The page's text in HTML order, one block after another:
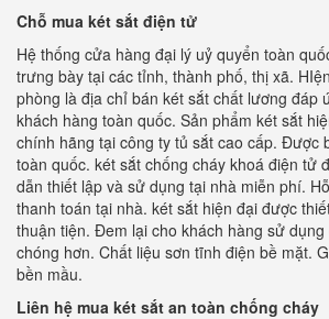
Chỗ mua két sắt điện tử
Hệ thống cửa hàng đại lý uỷ quyển toàn
trưng bày tại các tỉnh, thành phố, thị xã.
phòng là địa chỉ bán két sắt chất lương đáp
khách hàng toàn quốc. Sản phẩm két sắt
chính hãng tại công ty tủ sắt cao cấp. Được
toàn quốc. két sắt chống cháy khoá điện tử
dẫn thiết lập và sử dụng tại nhà miễn phí.
thanh toán tại nhà. két sắt hiện đại được
thuận tiện. Đem lại cho khách hàng sử
chóng hơn. Chất liệu sơn tĩnh điện bề mặt.
bền mầu.
Liên hệ mua két sắt an toàn chống cháy